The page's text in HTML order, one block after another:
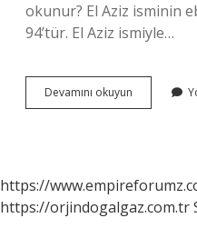
okunur? El Aziz isminin
94’tür. El Aziz ismiyle…
Devamını okuyun
Aziz
https://
https://orjindogalgaz.com.tr